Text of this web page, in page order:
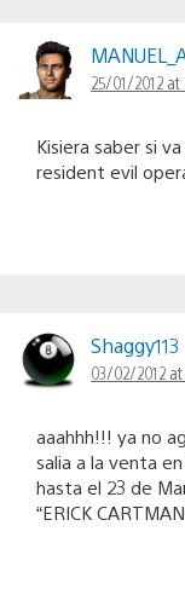
25/01/2012 at
Kisiera saber si
resident evil
Shaggy113
03/02/2012 at
aaahhh!!! ya no
salia a la venta
hasta el 23 de
“ERICK